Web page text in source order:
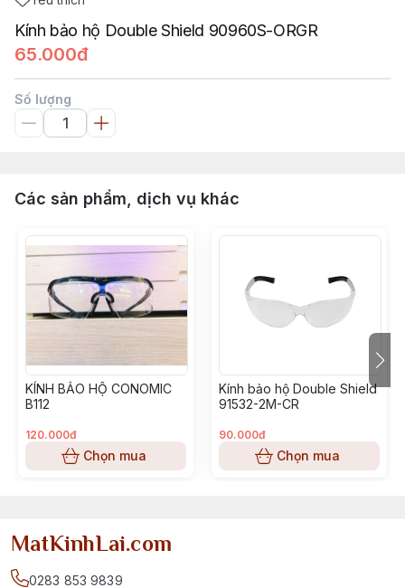
Kính bảo hộ Double Shield 90960S-ORGR
65.000đ
Số lượng
Các sản phẩm, dịch vụ khác
KÍNH BẢO HỘ CONOMIC
B112
120.000đ
Chọn mua
Kính bảo hộ Double Shield
91532-2M-CR
90.000đ
Chọn mua
MatKinhLai.com
0283 853 9839